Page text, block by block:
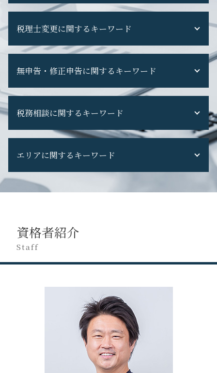
税務調査 対応
税務調査 立会い
税務調査 通知 来た
税務調査 税理士 なし
税務調査 期間
税務調査 怖い
税務調査 当日
税務調査 準備
税務調査 現金商売
税務調査 国税OB
税務調査 流れ
税務調査 修正申告 断る
税務調査 個人事業主
税理士変更に関するキーワード
税理士変更 メリット
税理士 を 変える 時
税理士 選び方
税理士 代替わり
税理士変更 e-tax
税理士変更 電子申告
税理士交代 最適 時期
税理士 セカンドオピニオン
税理士変更 書類
税理士 を 変える デメリット
税理士 変更 理由
税理士交代 注意点
税理士変更 タイミング
無申告・修正申告に関するキーワード
無申告 バレる
無申告 自主申告
修正申告 ペナルティ
不動産収入 無申告
申告漏れ バレる
無申告 個人事業主
無申告 税理士
確定申告 遅れた
無申告 時効
修正申告 自分で
無申告加算税 計算
確定申告 忘れた
税務相談に関するキーワード
税務申告 確定申告 違い
税理士 税務相談とは
法人 税務
法人 税務相談
税務相談 税理士
税務申告 決算承認
税務申告 期限
税務申告とは 法人
税務調査 対象期間
税務申告 法人 やり方
税務申告 親会社
税務調査 帳簿なし
エリアに関するキーワード
立川市 創業支援
立川市 税務申告
府中市 経営コンサル
八王子市 創業支援
日野市 法人税務
府中市 税務相談
八王子市 税務調査 対応
日野市 事業計画
府中市 代替わり税理士変更
資格者紹介
Staff